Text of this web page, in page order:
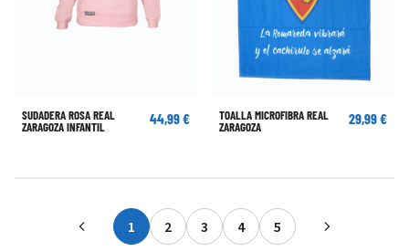
SUDADERA ROSA REAL
ZARAGOZA INFANTIL
44,99 €
TOALLA MICROFIBRA REAL
ZARAGOZA
29,99 €
Actualmente estás leyendo página
1
Página
2
Página
3
Página
4
Página
5